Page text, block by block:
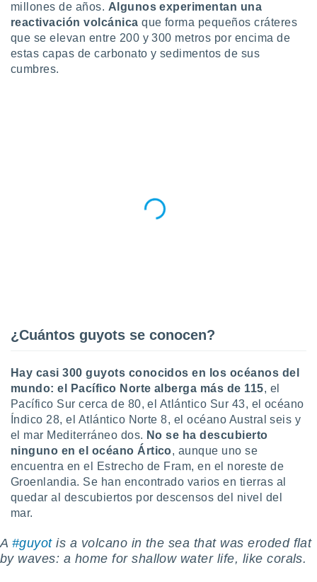
millones de años. Algunos experimentan una
reactivación volcánica que forma pequeños cráteres
que se elevan entre 200 y 300 metros por encima de
estas capas de carbonato y sedimentos de sus
cumbres.
¿Cuántos guyots se conocen?
Hay casi 300 guyots conocidos en los océanos del
mundo: el Pacífico Norte alberga más de 115, el
Pacífico Sur cerca de 80, el Atlántico Sur 43, el océano
Índico 28, el Atlántico Norte 8, el océano Austral seis y
el mar Mediterráneo dos. No se ha descubierto
ninguno en el océano Ártico, aunque uno se
encuentra en el Estrecho de Fram, en el noreste de
Groenlandia. Se han encontrado varios en tierras al
quedar al descubiertos por descensos del nivel del
mar.
A #guyotis a volcano in the sea that was eroded flat
by waves: a home for shallow water life, like corals.